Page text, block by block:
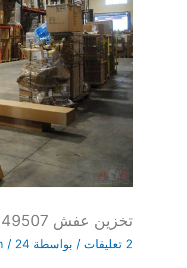
تخزين عفش 65549507
2 تعليقات / بواسطة / 24 ديسمبر، 2022